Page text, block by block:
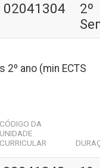
02041304
2º
2º ano (min ECTS
CÓDIGO DA
UNIDADE
CURRICULAR